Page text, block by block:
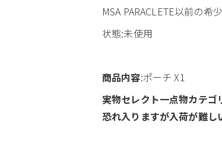
MSA PARACLETE以前の希
状態:未使用
商品内容:ポーチ X1
実物セレクト一点物カテゴ
恐れ入りますが入荷が難し